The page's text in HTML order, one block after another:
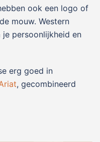
ook een logo of
mouw. Western
persoonlijkheid en
erg goed in
, gecombineerd